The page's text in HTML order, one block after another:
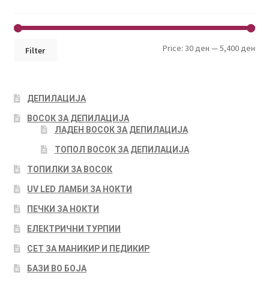
Filter Price:30 ден —5,400 ден
ДЕПИЛАЦИЈА
ВОСОК ЗА ДЕПИЛАЦИЈА
ЛАДЕН ВОСОК ЗА ДЕПИЛАЦИЈА
ТОПОЛ ВОСОК ЗА ДЕПИЛАЦИЈА
ТОПИЛКИ ЗА ВОСОК
UV LED ЛАМБИ ЗА НОКТИ
ПЕЧКИ ЗА НОКТИ
ЕЛЕКТРИЧНИ ТУРПИИ
СЕТ ЗА МАНИКИР И ПЕДИКИР
БАЗИ ВО БОЈА